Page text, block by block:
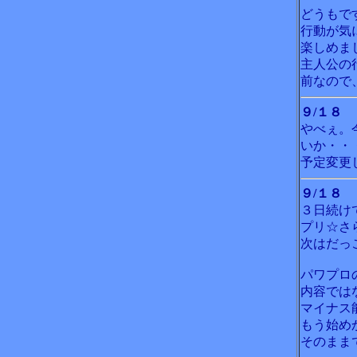
どうもで
行動が気
楽しめま
主人公の
前なので
９/１８
やべぇ。
いか・・
予定変更
９/１８
３日続
プリ☆さ
次はだっ
パワプロ
内容では
マイナス
もう始め
そのまま